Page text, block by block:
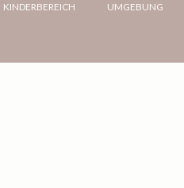
KINDERBEREICH UMGEBUNG